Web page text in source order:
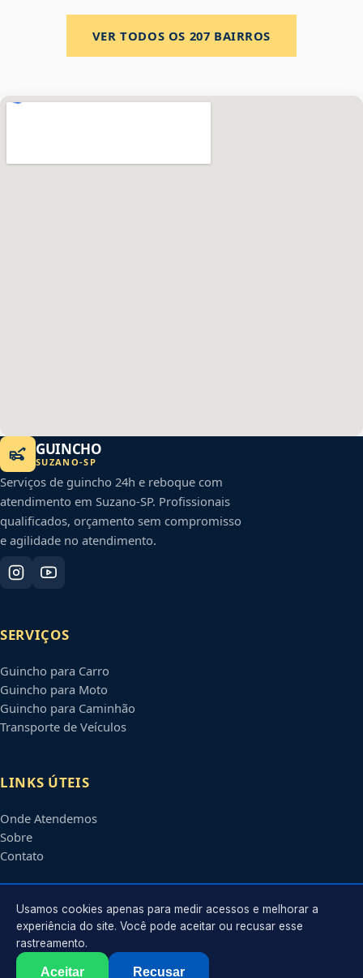
VER TODOS OS 207 BAIRROS
GUINCHO
SUZANO-SP
Serviços de guincho 24h e reboque com
atendimento em Suzano-SP. Profissionais
qualificados, orçamento sem compromisso
e agilidade no atendimento.
SERVIÇOS
Guincho para Carro
Guincho para Moto
Guincho para Caminhão
Transporte de Veículos
LINKS ÚTEIS
Onde Atendemos
Sobre
Contato
CONTATO
Atendimento em
contato@guinchossuzano.com.br
Usamos cookies apenas para medir acessos e melhorar a
experiência do site. Você pode aceitar ou recusar esse
rastreamento.
Aceitar Recusar